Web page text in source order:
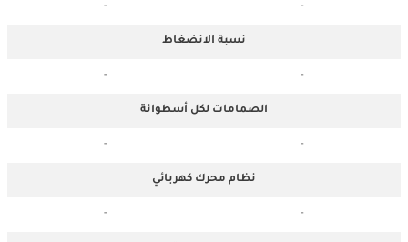
-
-
نسبة الانضغاط
-
-
الصمامات لكل أسطوانة
-
-
نظام محرك كهربائي
-
-